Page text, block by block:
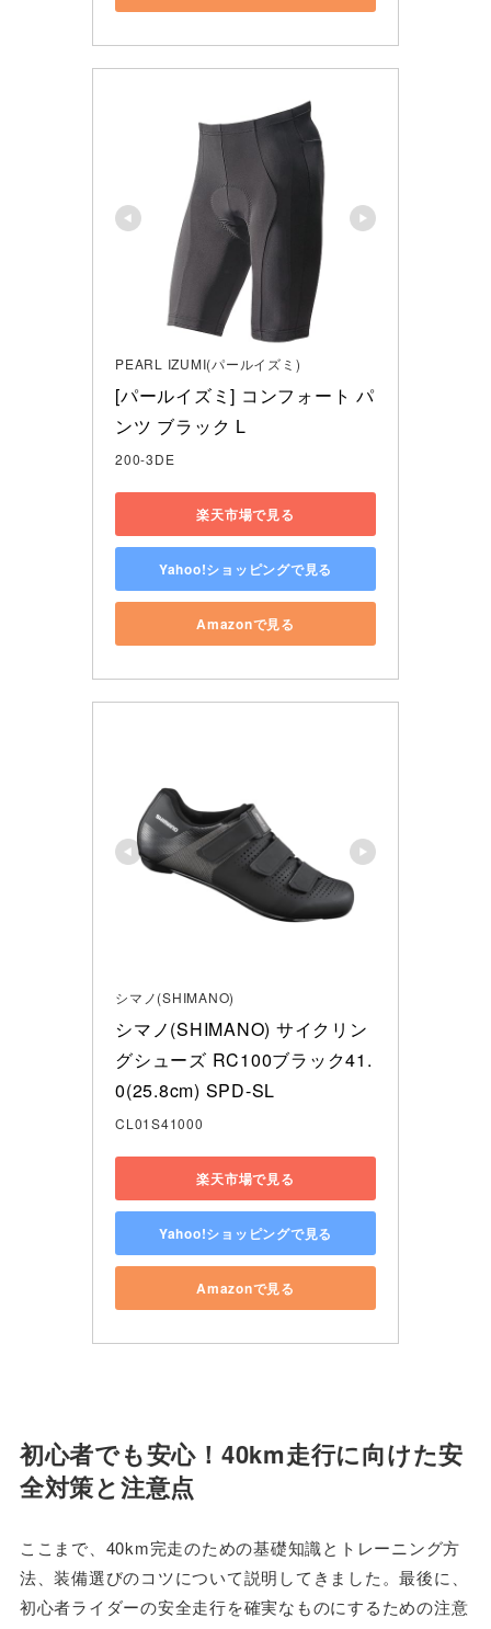
PEARL IZUMI(パールイズミ)
[パールイズミ] コンフォート パ
ンツ ブラック L
200-3DE
楽天市場で見る
Yahoo!ショッピングで見る
Amazonで見る
シマノ(SHIMANO)
シマノ(SHIMANO) サイクリン
グシューズ RC100ブラック41.
0(25.8cm) SPD-SL
CL01S41000
楽天市場で見る
Yahoo!ショッピングで見る
Amazonで見る
初心者でも安心！40km走行に向けた安
全対策と注意点
ここまで、40km完走のための基礎知識とトレーニング方
法、装備選びのコツについて説明してきました。最後に、
初心者ライダーの安全走行を確実なものにするための注意